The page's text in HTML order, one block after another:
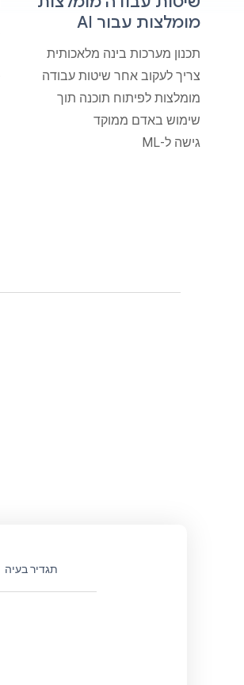
מומלצות עבור AI
תכנון מערכות בינה מלאכותית
צריך לעקוב אחר שיטות עבודה
מומלצות לפיתוח תוכנה תוך
שימוש באדם ממוקד
גישה ל-ML
תגדיר בעיה